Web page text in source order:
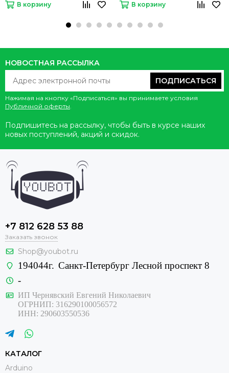
В корзину В корзину
НОВОСТНАЯ РАССЫЛКА
ПОДПИСАТЬСЯ
Нажимая на кнопку «Подписаться» вы принимаете условия
Публичной оферты.
Подпишитесь на рассылку, чтобы быть в курсе наших
новых поступлений, акций и скидок.
+7 812 628 53 88
Заказать звонок
Shop@youbot.ru
194044г. Санкт-Петербург Лесной проспект 8
-
ИП Чернявский Евгений Николаевич
ОГРНИП: 316290100056572
ИНН: 290603550536
КАТАЛОГ
Arduino